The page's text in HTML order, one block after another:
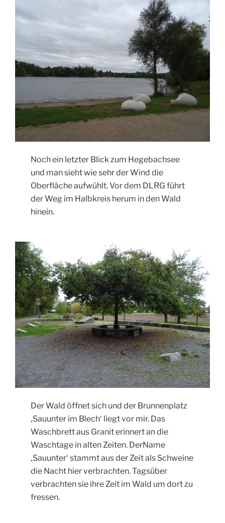
Noch ein letzter Blick zum Hegebachsee
und man sieht wie sehr der Wind die
Oberfläche aufwühlt. Vor dem DLRG führt
der Weg im Halbkreis herum in den Wald
hinein.
Der Wald öffnet sich und der Brunnenplatz
‚Sauunter im Blech‘ liegt vor mir. Das
Waschbrett aus Granit erinnert an die
Waschtage in alten Zeiten. DerName
‚Sauunter‘ stammt aus der Zeit als Schweine
die Nacht hier verbrachten. Tagsüber
verbrachten sie ihre Zeit im Wald um dort zu
fressen.